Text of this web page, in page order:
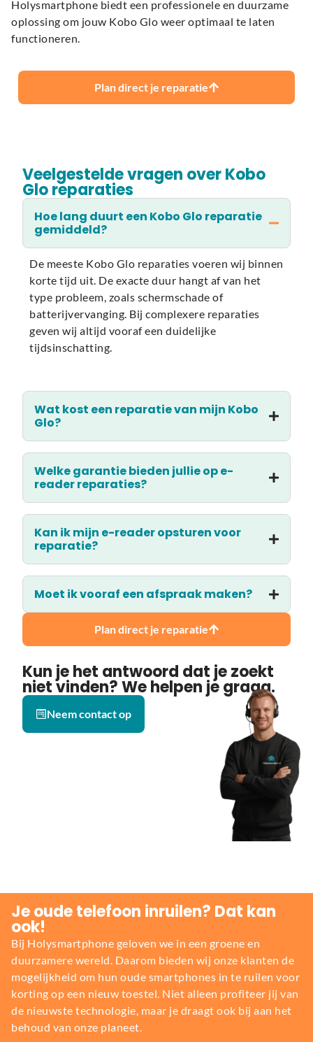
Holysmartphone biedt een professionele en duurzame
oplossing om jouw Kobo Glo weer optimaal te laten
functioneren.
Plan direct je reparatie
Veelgestelde vragen over Kobo
Glo reparaties
Hoe lang duurt een Kobo Glo reparatie
gemiddeld?
De meeste Kobo Glo reparaties voeren wij binnen
korte tijd uit. De exacte duur hangt af van het
type probleem, zoals schermschade of
batterijvervanging. Bij complexere reparaties
geven wij altijd vooraf een duidelijke
tijdsinschatting.
Wat kost een reparatie van mijn Kobo
Glo?
Welke garantie bieden jullie op e-
reader reparaties?
Kan ik mijn e-reader opsturen voor
reparatie?
Moet ik vooraf een afspraak maken?
Plan direct je reparatie
Kun je het antwoord dat je zoekt
niet vinden? We helpen je graag.
Neem contact op
Je oude telefoon inruilen? Dat kan
ook!
Bij Holysmartphone geloven we in een groene en
duurzamere wereld. Daarom bieden wij onze klanten de
mogelijkheid om hun oude smartphones in te ruilen voor
korting op een nieuw toestel. Niet alleen profiteer jij van
de nieuwste technologie, maar je draagt ook bij aan het
behoud van onze planeet.